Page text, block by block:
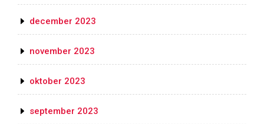
december 2023
november 2023
oktober 2023
september 2023